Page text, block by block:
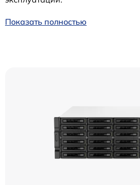
Показать полностью